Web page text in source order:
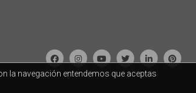
la navegación entendemos que aceptas